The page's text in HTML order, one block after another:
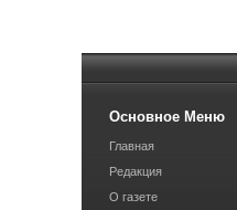
Основное Меню
Главная
Редакция
О газете